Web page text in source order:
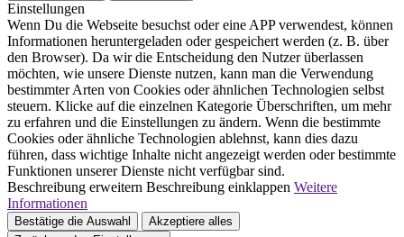
Einstellungen
Wenn Du die Webseite besuchst oder eine APP verwendest, können
Informationen heruntergeladen oder gespeichert werden (z. B. über
den Browser). Da wir die Entscheidung den Nutzer überlassen
möchten, wie unsere Dienste nutzen, kann man die Verwendung
bestimmter Arten von Cookies oder ähnlichen Technologien selbst
steuern. Klicke auf die einzelnen Kategorie Überschriften, um mehr
zu erfahren und die Einstellungen zu ändern. Wenn die bestimmte
Cookies oder ähnliche Technologien ablehnst, kann dies dazu
führen, dass wichtige Inhalte nicht angezeigt werden oder bestimmte
Funktionen unserer Dienste nicht verfügbar sind.
Beschreibung erweitern Beschreibung einklappen Weitere
Informationen
Bestätige die Auswahl
Akzeptiere alles